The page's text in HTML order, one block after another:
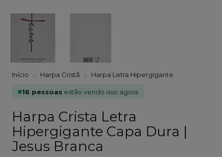
Início Harpa Cristã Harpa Letra Hipergigante
16 pessoas estão vendo isso agora
Harpa Crista Letra
Hipergigante Capa Dura |
Jesus Branca